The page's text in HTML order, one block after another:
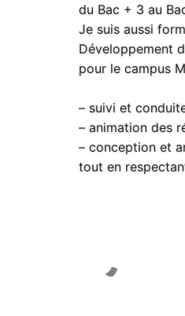
du Bac + 3 au
Je suis aussi
Développement
pour le campus
– suivi et
– animation des
– conception et
tout en